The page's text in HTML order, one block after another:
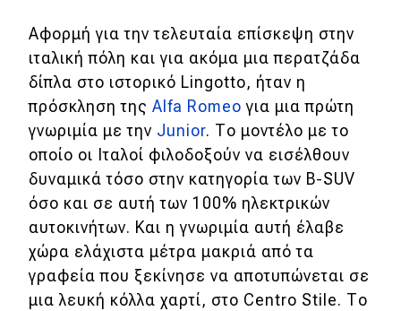
Eco
Νέα
Τεχνολογία
Mobility
Σταθμοί φόρτισης
Classic
Νέα
Αφορμή για την τελευταία επίσκεψη στην
ιταλική πόλη και για ακόμα μια περατζάδα
δίπλα στο ιστορικό Lingotto, ήταν η
πρόσκληση της Alfa Romeo για μια πρώτη
γνωριμία με την Junior. Το μοντέλο με το
οποίο οι Ιταλοί φιλοδοξούν να εισέλθουν
δυναμικά τόσο στην κατηγορία των Β-SUV
όσο και σε αυτή των 100% ηλεκτρικών
αυτοκινήτων. Και η γνωριμία αυτή έλαβε
χώρα ελάχιστα μέτρα μακριά από τα
γραφεία που ξεκίνησε να αποτυπώνεται σε
μια λευκή κόλλα χαρτί, στο Centro Stile. Το